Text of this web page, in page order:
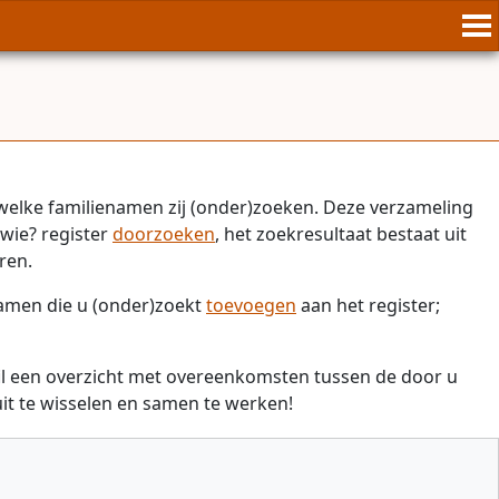
familienamen zij (onder)zoeken. Deze verzameling
registerdoorzoeken, het zoekresultaat bestaat uit
die u (onder)zoekttoevoegen aan het register;
overzicht met overeenkomsten tussen de door u
te wisselen en samen te werken!